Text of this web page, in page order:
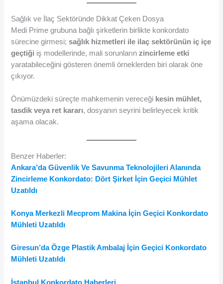
Sağlık ve İlaç Sektöründe Dikkat Çeken Dosya
Medi Prime grubuna bağlı şirketlerin birlikte konkordato
sürecine girmesi;sağlık hizmetleri ile ilaç sektörünün iç içe
geçtiği iş modellerinde, mali sorunlarınzincirleme etki
yaratabileceğini gösteren önemli örneklerden biri olarak öne
çıkıyor.
Önümüzdeki süreçte mahkemenin vereceği kesin mühlet,
tasdik veya ret kararı, dosyanın seyrini belirleyecek kritik
aşama olacak.
Benzer Haberler:
Ankara’da Güvenlik Ve Savunma Teknolojileri Alanında
Zincirleme Konkordato: Dört Şirket İçin Geçici Mühlet
Uzatıldı
Konya Merkezli Mecprom Makina İçin Geçici Konkordato
Mühleti Uzatıldı
Giresun’da Özge Plastik Ambalaj İçin Geçici Konkordato
Mühleti Uzatıldı
İstanbul Konkordato Haberleri